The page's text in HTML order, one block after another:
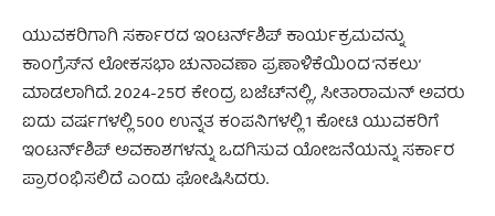
ಯುವಕರಿಗಾಗಿ ಸರ್ಕಾರದ ಇಂಟರ್ನ್‌ಶಿಪ್ ಕಾರ್ಯಕ್ರಮವನ್ನು
ಕಾಂಗ್ರೆಸ್‌ನ ಲೋಕಸಭಾ ಚುನಾವಣಾ ಪ್ರಣಾಳಿಕೆಯಿಂದ ‘ನಕಲು’
ಮಾಡಲಾಗಿದೆ. 2024-25ರ ಕೇಂದ್ರ ಬಜೆಟ್‌ನಲ್ಲಿ, ಸೀತಾರಾಮನ್ ಅವರು
ಐದು ವರ್ಷಗಳಲ್ಲಿ 500 ಉನ್ನತ ಕಂಪನಿಗಳಲ್ಲಿ 1 ಕೋಟಿ ಯುವಕರಿಗೆ
ಇಂಟರ್ನ್‌ಶಿಪ್ ಅವಕಾಶಗಳನ್ನು ಒದಗಿಸುವ ಯೋಜನೆಯನ್ನು ಸರ್ಕಾರ
ಪ್ರಾರಂಭಿಸಲಿದೆ ಎಂದು ಘೋಷಿಸಿದರು.